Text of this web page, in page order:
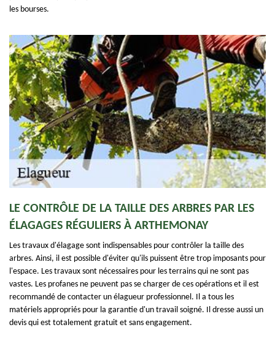
les bourses.
LE CONTRÔLE DE LA TAILLE DES ARBRES PAR LES
ÉLAGAGES RÉGULIERS À ARTHEMONAY
Les travaux d'élagage sont indispensables pour contrôler la taille des
arbres. Ainsi, il est possible d'éviter qu'ils puissent être trop imposants pour
l'espace. Les travaux sont nécessaires pour les terrains qui ne sont pas
vastes. Les profanes ne peuvent pas se charger de ces opérations et il est
recommandé de contacter un élagueur professionnel. Il a tous les
matériels appropriés pour la garantie d'un travail soigné. Il dresse aussi un
devis qui est totalement gratuit et sans engagement.